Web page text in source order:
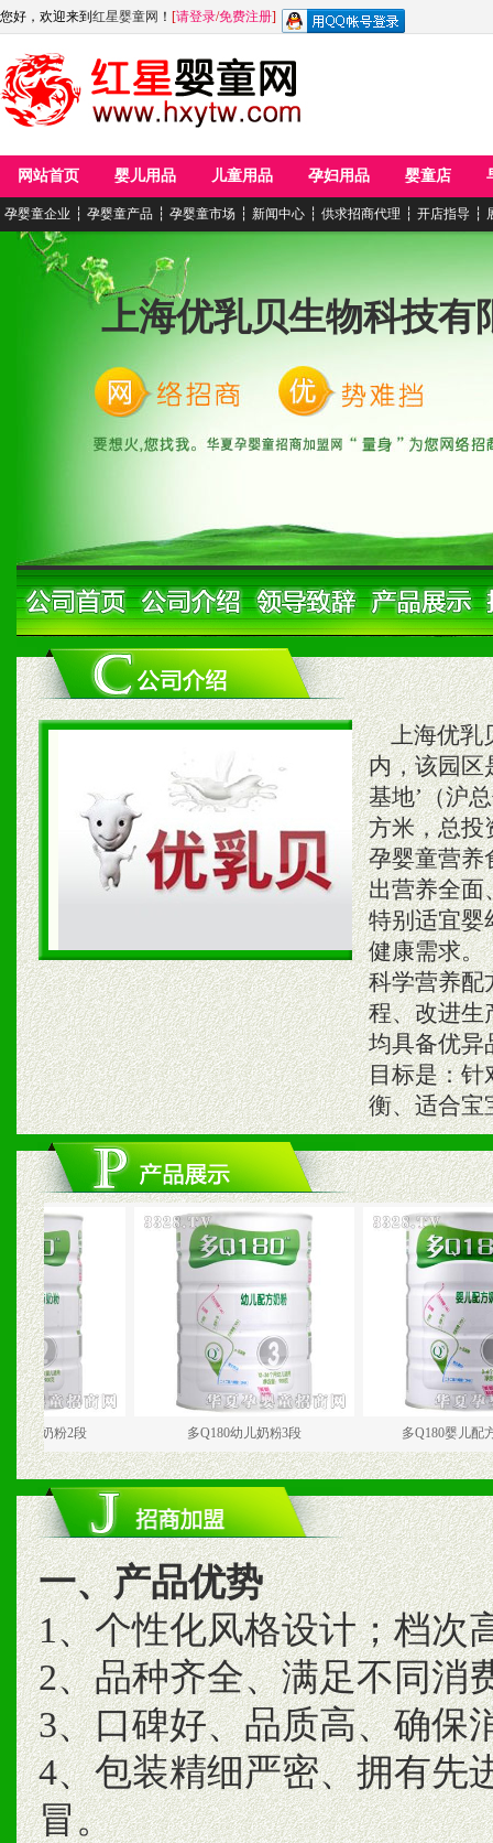
您好，欢迎来到 红星婴童网 ！ [请登录/免费注册]
网站首页 婴儿用品 儿童用品 孕妇用品 婴童店
孕婴童企业 ┆ 孕婴童产品 ┆ 孕婴童市场 ┆ 新闻中心 ┆ 供求招商代理 ┆ 开店指导 ┆
上海优乳贝生物科技有
上海优乳
内，该园区
基地’（沪
方米，总
孕婴童营养
出营养全面
特别适宜婴
健康需求
科学营养配
程、改进生
均具备优
目标是：针
衡、适合宝
婴儿奶粉2段 多Q180幼儿奶粉3段 多Q180婴儿配
一、产品优势
1、个性化风格设计；档次
2、品种齐全、满足不同消
3、口碑好、品质高、确保
4、包装精细严密、拥有先
冒。